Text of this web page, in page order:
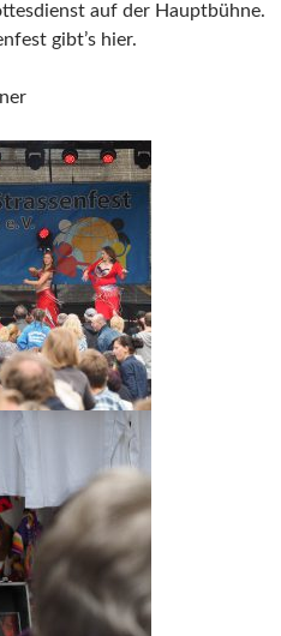
auf der Hauptbühne.
gibt’s hier.